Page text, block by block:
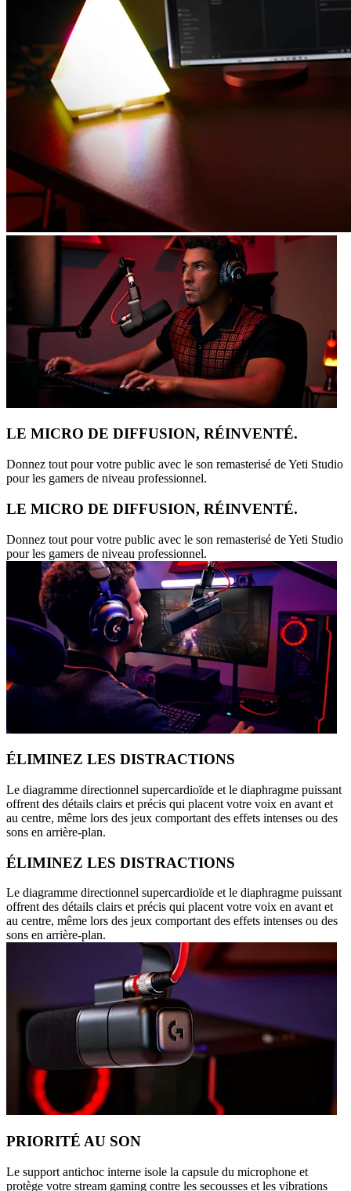
LE MICRO DE DIFFUSION, RÉINVENTÉ.
Donnez tout pour votre public avec le son remasterisé de Yeti Studio
pour les gamers de niveau professionnel.
LE MICRO DE DIFFUSION, RÉINVENTÉ.
Donnez tout pour votre public avec le son remasterisé de Yeti Studio
pour les gamers de niveau professionnel.
ÉLIMINEZ LES DISTRACTIONS
Le diagramme directionnel supercardioïde et le diaphragme puissant
offrent des détails clairs et précis qui placent votre voix en avant et
au centre, même lors des jeux comportant des effets intenses ou des
sons en arrière-plan.
ÉLIMINEZ LES DISTRACTIONS
Le diagramme directionnel supercardioïde et le diaphragme puissant
offrent des détails clairs et précis qui placent votre voix en avant et
au centre, même lors des jeux comportant des effets intenses ou des
sons en arrière-plan.
PRIORITÉ AU SON
Le support antichoc interne isole la capsule du microphone et
protège votre stream gaming contre les secousses et les vibrations